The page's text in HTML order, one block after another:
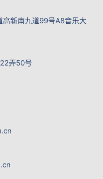
新南九道99号A8音乐大
弄50号